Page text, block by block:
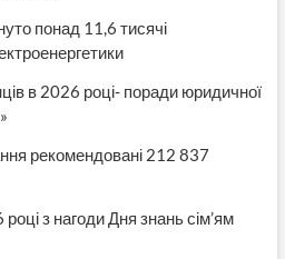
понад 11,6 тисячі
в 2026 році- поради юридичної
рекомендовані 212 837
з нагоди Дня знань сім’ям